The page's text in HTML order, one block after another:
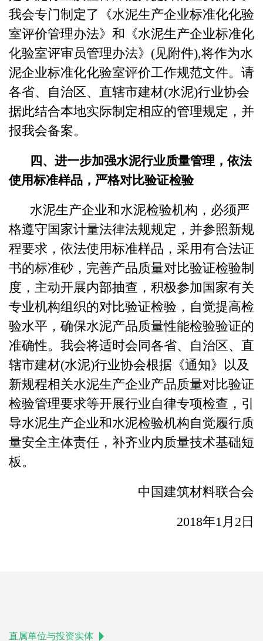
我会专门制定了《水泥生产企业标准化化验
室评价管理办法》和《水泥生产企业标准化
化验室评审员管理办法》(见附件),将作为水
泥企业标准化化验室评价工作规范文件。请
各省、自治区、直辖市建材(水泥)行业协会
据此结合本地实际制定相应的管理规定，并
报我会备案。
四、进一步加强水泥行业质量管理，依法
使用标准样品，严格对比验证检验
水泥生产企业和水泥检验机构，必须严
格遵守国家计量法律法规规定，并参照新规
程要求，依法使用标准样品，采用有合法证
书的标准砂，完善产品质量对比验证检验制
度，主动开展内部抽查，积极参加国家有关
专业机构组织的对比验证检验，自觉提高检
验水平，确保水泥产品质量性能检验验证的
准确性。我会将适时会同各省、自治区、直
辖市建材(水泥)行业协会根据《通知》以及
新规程相关水泥生产企业产品质量对比验证
检验管理要求等开展行业自律专项检查，引
导水泥生产企业和水泥检验机构自觉履行质
量安全主体责任，补齐业内质量技术基础短
板。
中国建筑材料联合会
2018年1月2日
直属单位与投资实体